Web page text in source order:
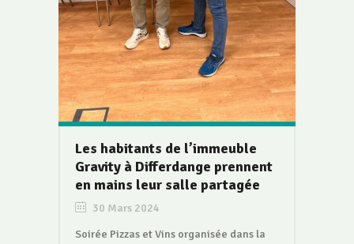
Les habitants de l’immeuble
Gravity à Differdange prennent
en mains leur salle partagée
30 Mars 2024
Soirée Pizzas et Vins organisée dans la